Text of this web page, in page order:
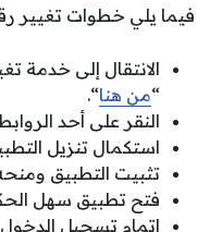
فيما يلي خطوات تغيير
الانتقال إلى خدمة
“من هنا“.
النقر على أحد
استكمال تنزيل
تثبيت التطبيق ومنحه
فتح تطبيق سهل
إتمام تسجيل